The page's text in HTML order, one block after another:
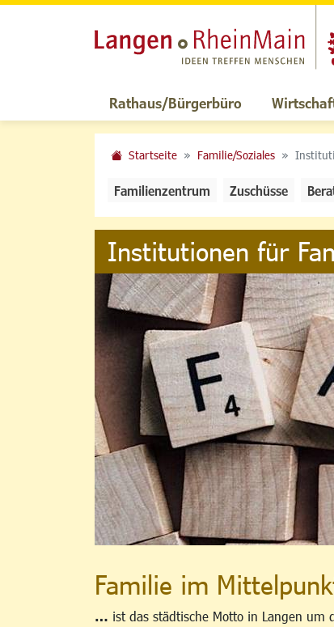
Rathaus/Bürgerbüro
Startseite Familie/Soziales
Familienzentrum Zuschüsse
Institutionen für
Familie im
… ist das städtische Motto in Langen um